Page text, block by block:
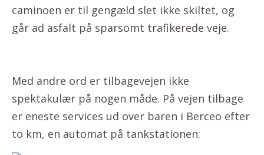
caminoen er til gengæld slet ikke skiltet, og
går ad asfalt på sparsomt trafikerede veje.
Med andre ord er tilbagevejen ikke
spektakulær på nogen måde. På vejen tilbage
er eneste services ud over baren i Berceo efter
to km, en automat på tankstationen: